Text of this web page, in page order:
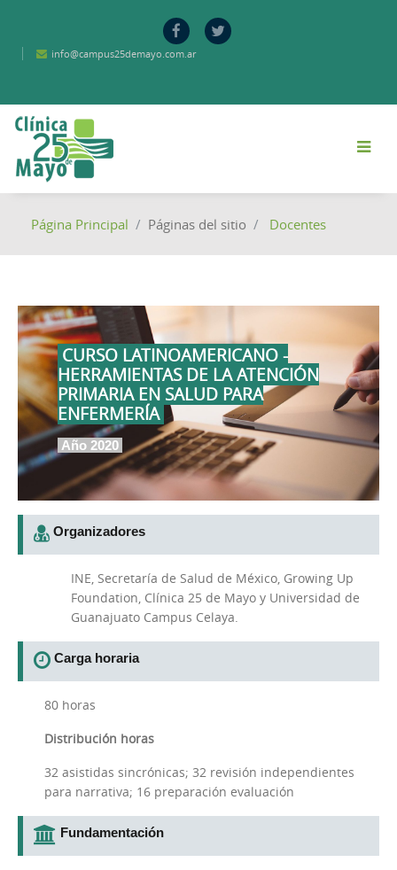
info@campus25demayo.com.ar
Página Principal Páginas del sitio Docentes
CURSO LATINOAMERICANO -
HERRAMIENTAS DE LA ATENCIÓN
PRIMARIA EN SALUD PARA
ENFERMERÍA
Año 2020
Organizadores
INE, Secretaría de Salud de México, Growing Up
Foundation, Clínica 25 de Mayo y Universidad de
Guanajuato Campus Celaya.
Carga horaria
80 horas
Distribución horas
32 asistidas sincrónicas; 32 revisión independientes
para narrativa; 16 preparación evaluación
Fundamentación